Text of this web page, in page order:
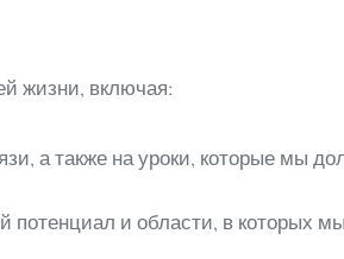
жизни, включая:
а также на уроки, которые мы
потенциал и области, в которых